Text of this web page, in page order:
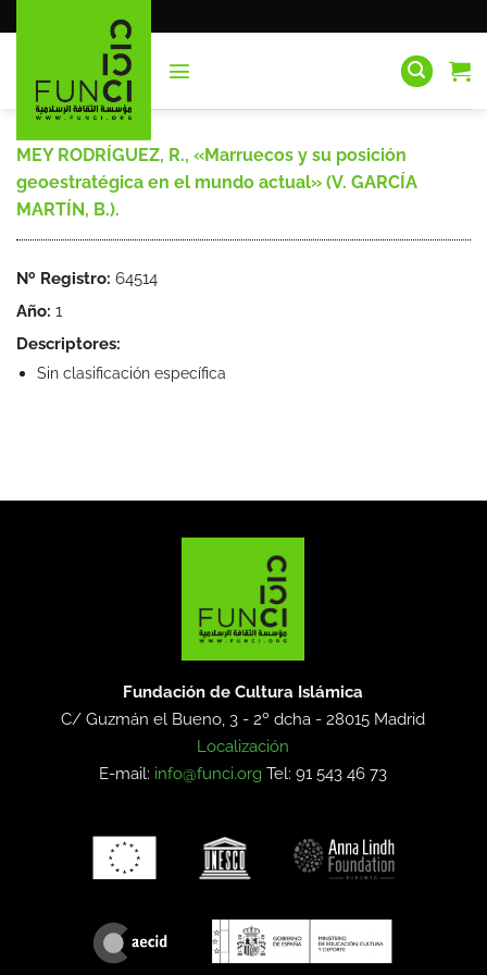
al
MEY RODRÍGUEZ, R., «Marruecos y su posición
geoestratégica en el mundo actual» (V. GARCÍA
MARTÍN, B.).
Nº Registro: 64514
Año: 1
Descriptores:
Sin clasificación específica
Fundación de Cultura Islámica
C/ Guzmán el Bueno, 3 - 2º dcha -28015 Madrid
Localización
E-mail: info@funci.org Tel: 91 543 46 73